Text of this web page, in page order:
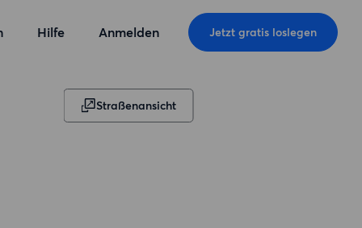
Hilfe Anmelden Jetzt gratis loslegen
Straßenansicht